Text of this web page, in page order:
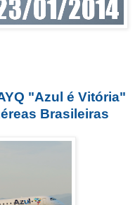
"Azul é Vitória"
Brasileiras